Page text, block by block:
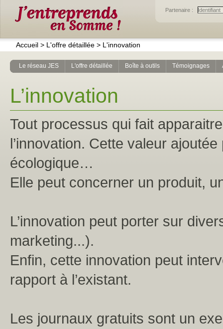
Partenaire :
Accueil > L'offre détaillée > L'innovation
Le réseau JES L'offre détaillée Boîte à outils Témoignages
L’innovation
Tout processus qui fait
l’innovation. Cette valeur
écologique…
Elle peut concerner un produit,
L’innovation peut porter sur
marketing...).
Enfin, cette innovation peut
rapport à l’existant.
Les journaux gratuits sont un